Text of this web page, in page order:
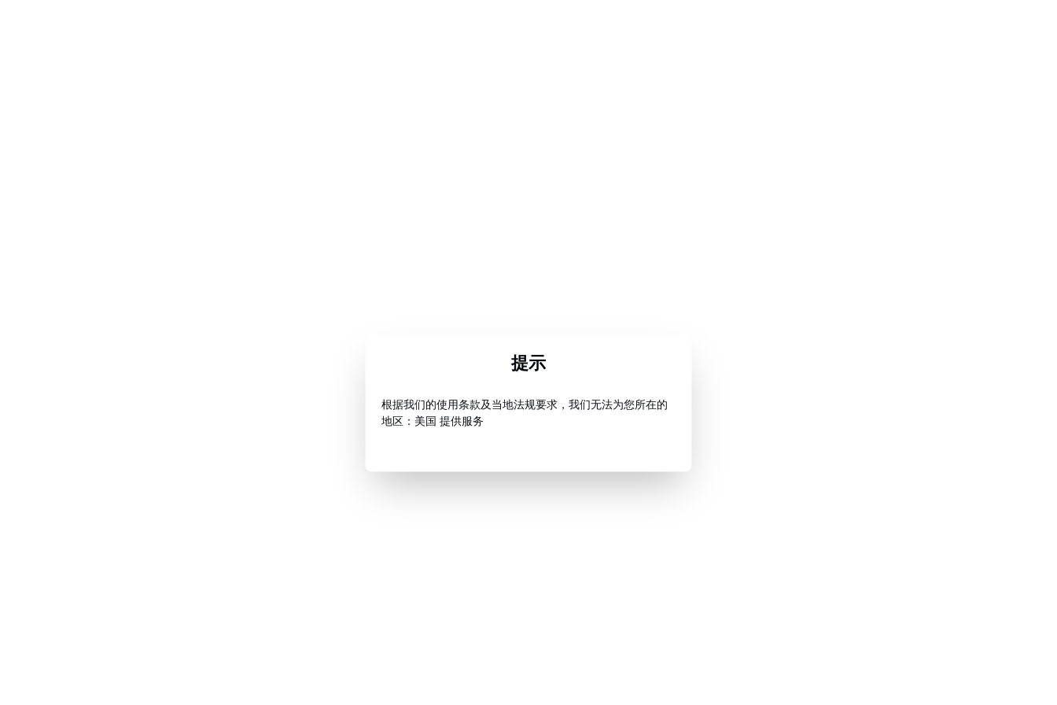
提示
根据我们的使用条款及当地法规要求，我们无法为您所在的
地区：美国 提供服务